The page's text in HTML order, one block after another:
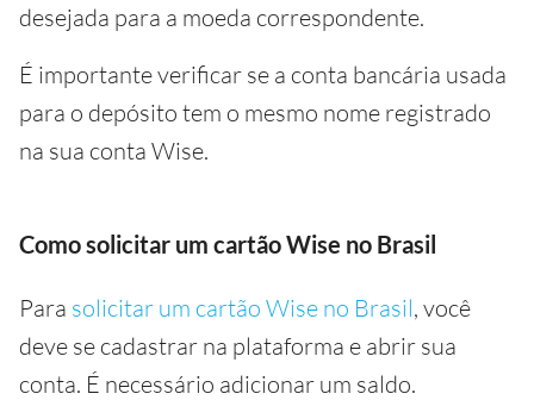
desejada para a moeda correspondente.
É importante verificar se a conta bancária usada
para o depósito tem o mesmo nome registrado
na sua conta Wise.
Como solicitar um cartão Wise no Brasil
Para solicitar um cartão Wise no Brasil, você
deve se cadastrar na plataforma e abrir sua
conta. É necessário adicionar um saldo.